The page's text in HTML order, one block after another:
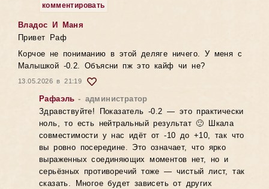
комментировать
Владос И Маня
Привет Раф
Корчое не пониманию в этой деляге ничего. У меня с
Малышкой -0.2. Объясни пж это кайф чи не?
13.05.2026 в 21:19
Рафаэль - администратор
Здравствуйте! Показатель -0.2 — это практически
ноль, то есть нейтральный результат 🙂 Шкала
совместимости у нас идёт от -10 до +10, так что
вы ровно посередине. Это означает, что ярко
выраженных соединяющих моментов нет, но и
серьёзных противоречий тоже — чистый лист, так
сказать. Многое будет зависеть от других